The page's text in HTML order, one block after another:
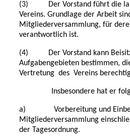
(3) Der Vorstand führt die
Vereins. Grundlage der Arbeit
Mitgliederversammlung, für
verantwortlich ist.
(4) Der Vorstand kann
Aufgabengebieten bestimmen,
Vertretung des Vereins
Insbesondere hat er
a) Vorbereitung und
Mitgliederversammlung
der Tagesordnung.